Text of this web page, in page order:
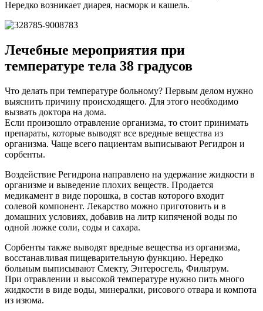
Нередко возникает диарея, насморк и кашель.
Лечебные мероприятия при
температуре тела 38 градусов
Что делать при температуре больному? Первым делом нужно
выяснить причину происходящего. Для этого необходимо
вызвать доктора на дома.
Если произошло отравление организма, то стоит принимать
препараты, которые выводят все вредные вещества из
организма. Чаще всего пациентам выписывают Регидрон и
сорбенты.
Воздействие Регидрона направлено на удержание жидкости в
организме и выведение плохих веществ. Продается
медикамент в виде порошка, в состав которого входит
солевой компонент. Лекарство можно приготовить и в
домашних условиях, добавив на литр кипяченой воды по
одной ложке соли, соды и сахара.
Сорбенты также выводят вредные вещества из организма,
восстанавливая пищеварительную функцию. Нередко
больным выписывают Смекту, Энтеросгель, Фильтрум.
При отравлении и высокой температуре нужно пить много
жидкости в виде воды, минералки, рисового отвара и компота
из изюма.